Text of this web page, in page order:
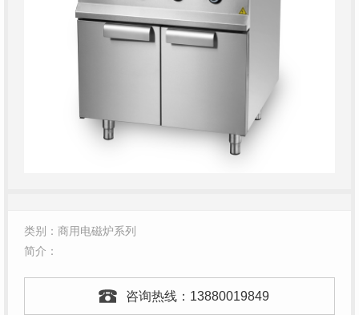
类别：商用电磁炉系列
简介：
咨询热线： 13880019849